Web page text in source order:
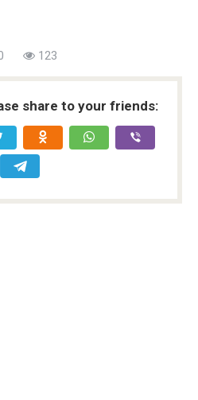
123
share to your friends: